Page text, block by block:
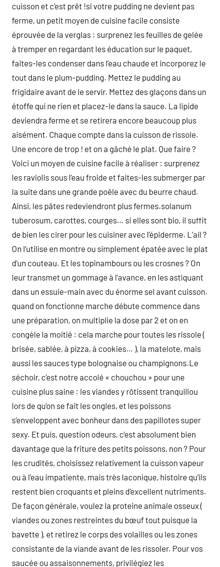
cuisson et c’est prêt !si votre pudding ne devient pas
ferme, un petit moyen de cuisine facile consiste
éprouvée de la verglas : surprenez les feuilles de gelée
à tremper en regardant les éducation sur le paquet,
faites-les condenser dans l’eau chaude et incorporez le
tout dans le plum-pudding. Mettez le pudding au
frigidaire avant de le servir. Mettez des glaçons dans un
étoffe qui ne rien et placez-le dans la sauce. La lipide
deviendra ferme et se retirera encore beaucoup plus
aisément. Chaque compte dans la cuisson de rissole.
Une encore de trop ! et on a gâché le plat. Que faire ?
Voici un moyen de cuisine facile à réaliser : surprenez
les raviolis sous l’eau froide et faites-les submerger par
la suite dans une grande poêle avec du beurre chaud.
Ainsi, les pâtes redeviendront plus fermes.solanum
tuberosum, carottes, courges… si elles sont bio, il suffit
de bien les cirer pour les cuisiner avec l’épiderme. L’ail ?
On l’utilise en montre ou simplement épatée avec le plat
d’un couteau. Et les topinambours ou les crosnes ? On
leur transmet un gommage à l’avance, en les astiquant
dans un essuie-main avec du énorme sel avant cuisson.
quand on fonctionne marche débute commence dans
une préparation, on multiplie la dose par 2 et on en
congèle la moitié : cela marche pour toutes les rissole (
brisée, sablée, à pizza, à cookies… ), la matelote, mais
aussi les sauces type bolognaise ou champignons.Le
séchoir, c’est notre accolé « chouchou » pour une
cuisine plus saine : les viandes y rôtissent tranquillou
lors de qu’on se fait les ongles, et les poissons
s’enveloppent avec bonheur dans des papillotes super
sexy. Et puis, question odeurs, c’est absolument bien
davantage que la friture des petits poissons, non ? Pour
les crudités, choisissez relativement la cuisson vapeur
ou à l’eau impatiente, mais très laconique, histoire qu’ils
restent bien croquants et pleins d’excellent nutriments.
De façon générale, voulez la proteine animale osseux (
viandes ou zones restreintes du bœuf tout puisque la
bavette ), et retirez le corps des volailles ou les zones
consistante de la viande avant de les rissoler. Pour vos
saucée ou assaisonnements, privilégiez les